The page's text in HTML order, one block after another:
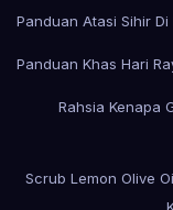
Panduan Atasi Sihir Di
Panduan Khas Hari
Rahsia Kenapa
Scrub Lemon Olive